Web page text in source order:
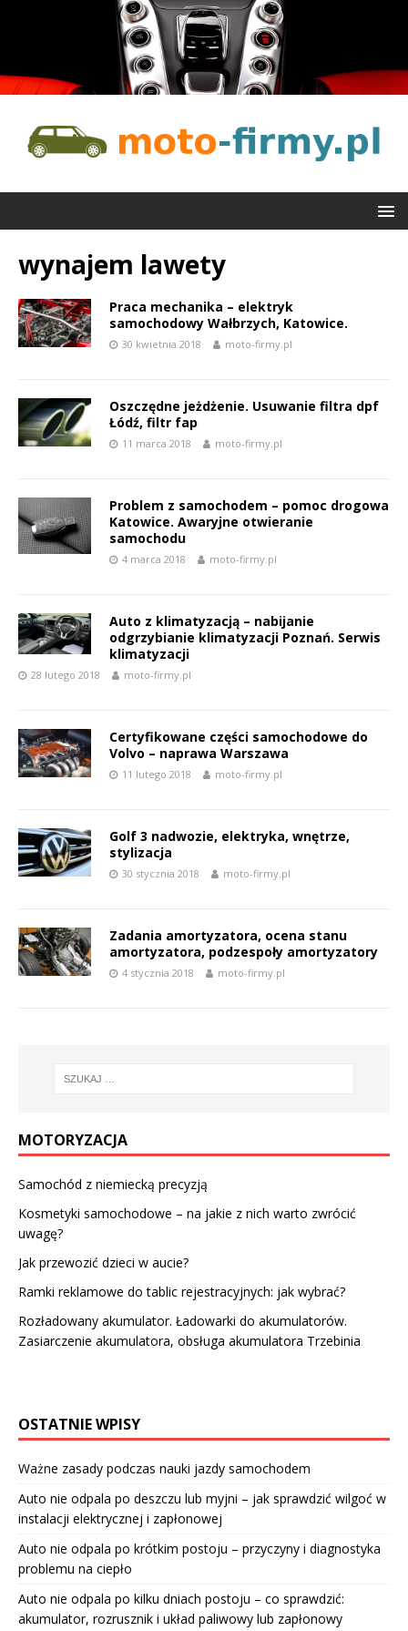
wynajem lawety
Praca mechanika – elektryk
samochodowy Wałbrzych, Katowice.
30 kwietnia 2018 moto-firmy.pl
Oszczędne jeżdżenie. Usuwanie filtra dpf
Łódź, filtr fap
11 marca 2018 moto-firmy.pl
Problem z samochodem – pomoc drogowa
Katowice. Awaryjne otwieranie
samochodu
4 marca 2018 moto-firmy.pl
Auto z klimatyzacją – nabijanie
odgrzybianie klimatyzacji Poznań. Serwis
klimatyzacji
28 lutego 2018 moto-firmy.pl
Certyfikowane części samochodowe do
Volvo – naprawa Warszawa
11 lutego 2018 moto-firmy.pl
Golf 3 nadwozie, elektryka, wnętrze,
stylizacja
30 stycznia 2018 moto-firmy.pl
Zadania amortyzatora, ocena stanu
amortyzatora, podzespoły amortyzatory
4 stycznia 2018 moto-firmy.pl
MOTORYZACJA
Samochód z niemiecką precyzją
Kosmetyki samochodowe – na jakie z nich warto zwrócić
uwagę?
Jak przewozić dzieci w aucie?
Ramki reklamowe do tablic rejestracyjnych: jak wybrać?
Rozładowany akumulator. Ładowarki do akumulatorów.
Zasiarczenie akumulatora, obsługa akumulatora Trzebinia
OSTATNIE WPISY
Ważne zasady podczas nauki jazdy samochodem
Auto nie odpala po deszczu lub myjni – jak sprawdzić wilgoć w
instalacji elektrycznej i zapłonowej
Auto nie odpala po krótkim postoju – przyczyny i diagnostyka
problemu na ciepło
Auto nie odpala po kilku dniach postoju – co sprawdzić:
akumulator, rozrusznik i układ paliwowy lub zapłonowy